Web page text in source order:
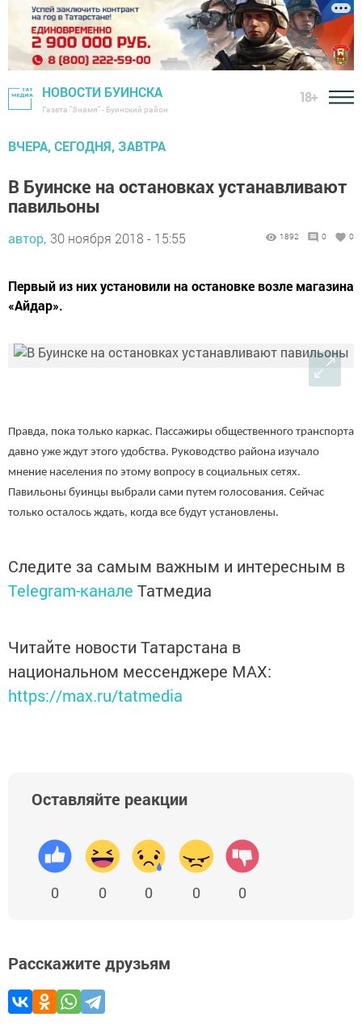
НОВОСТИ БУИНСКА
Газета "Знамя" - Буинский район
18+
ВЧЕРА, СЕГОДНЯ, ЗАВТРА
В Буинске на остановках устанавливают
павильоны
автор, 30 ноября 2018 - 15:55 1892 0 0
Первый из них установили на остановке возле магазина
«Айдар».
Правда, пока только каркас. Пассажиры общественного транспорта
давно уже ждут этого удобства. Руководство района изучало
мнение населения по этому вопросу в социальных сетях.
Павильоны буинцы выбрали сами путем голосования. Сейчас
только осталось ждать, когда все будут установлены.
Следите за самым важным и интересным в
Telegram-канале Татмедиа
Читайте новости Татарстана в
национальном мессенджере MАХ:
https://max.ru/tatmedia
Оставляйте реакции
0 0 0 0 0
Расскажите друзьям